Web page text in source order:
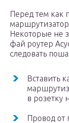
Перед тем как
Некоторые не
фай роутер
следовать
Вставить
в розетку
Провод от